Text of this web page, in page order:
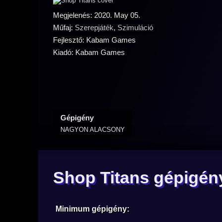
Megjelenés: 2020. May 05.
Műfaj: Szerepjáték, Szimuláció
Fejlesztő: Kabam Games
Kiadó: Kabam Games
Gépigény
NAGYON ALACSONY
Shop Titans
Minimum gépigény: